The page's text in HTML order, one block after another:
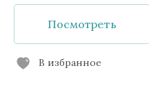
Посмотреть
В избранное